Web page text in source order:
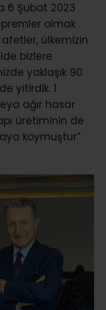
6 Şubat 2023
olmak
ülkemizin
bizlere
yaklaşık 90
yitirdik. 1
ağır hasar
üretiminin de
koymuştur”